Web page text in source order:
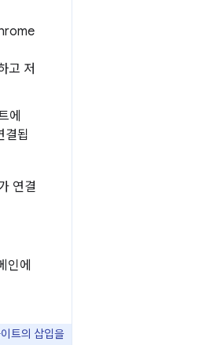
고 저
에
결됩
연결
인에
트의 삽입을